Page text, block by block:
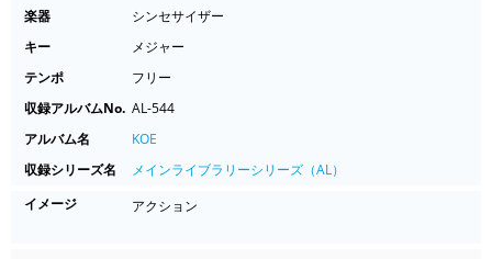
楽器
シンセサイザー
キー
メジャー
テンポ
フリー
収録アルバムNo. AL-544
アルバム名
KOE
収録シリーズ名
メインライブラリーシリーズ（AL）
イメージ
アクション